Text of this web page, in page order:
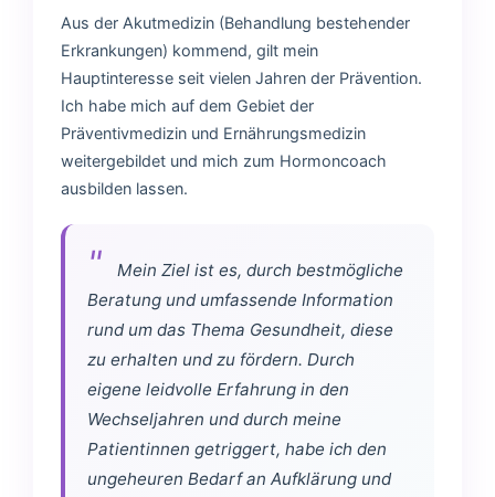
Aus der Akutmedizin (Behandlung bestehender
Erkrankungen) kommend, gilt mein
Hauptinteresse seit vielen Jahren der Prävention.
Ich habe mich auf dem Gebiet der
Präventivmedizin und Ernährungsmedizin
weitergebildet und mich zum Hormoncoach
ausbilden lassen.
Mein Ziel ist es, durch bestmögliche
Beratung und umfassende Information
rund um das Thema Gesundheit, diese
zu erhalten und zu fördern. Durch
eigene leidvolle Erfahrung in den
Wechseljahren und durch meine
Patientinnen getriggert, habe ich den
ungeheuren Bedarf an Aufklärung und